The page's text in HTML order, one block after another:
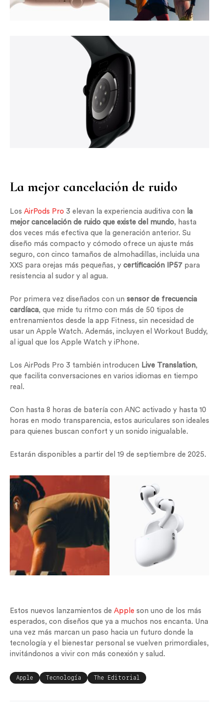
La mejor cancelación de ruido
Los AirPods Pro 3 elevan la experiencia auditiva con la
mejor cancelación de ruido que existe del mundo, hasta
dos veces más efectiva que la generación anterior. Su
diseño más compacto y cómodo ofrece un ajuste más
seguro, con cinco tamaños de almohadillas, incluida una
XXS para orejas más pequeñas, y certificación IP57 para
resistencia al sudor y al agua.
Por primera vez diseñados con un sensor de frecuencia
cardíaca, que mide tu ritmo con más de 50 tipos de
entrenamientos desde la app Fitness, sin necesidad de
usar un Apple Watch. Además, incluyen el Workout Buddy,
al igual que los Apple Watch y iPhone.
Los AirPods Pro 3 también introducen Live Translation,
que facilita conversaciones en varios idiomas en tiempo
real.
Con hasta 8 horas de batería con ANC activado y hasta 10
horas en modo transparencia, estos auriculares son ideales
para quienes buscan confort y un sonido inigualable.
Estarán disponibles a partir del 19 de septiembre de 2025.
Estos nuevos lanzamientos de Apple son uno de los más
esperados, con diseños que ya a muchos nos encanta. Una
una vez más marcan un paso hacia un futuro donde la
tecnología y el bienestar personal se vuelven primordiales,
invitándonos a vivir con más conexión y salud.
Apple Tecnología The Editorial